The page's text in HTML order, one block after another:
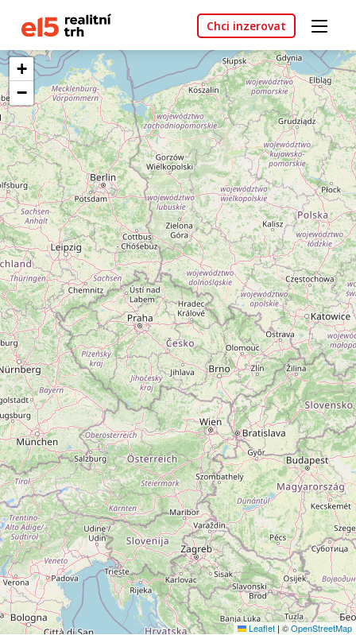
Chci inzerovat
+
−
Leaflet | ©OpenStreetMap